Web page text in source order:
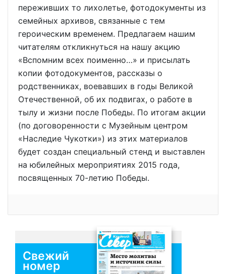
переживших то лихолетье, фотодокументы из
семейных архивов, связанные с тем
героическим временем. Предлагаем нашим
читателям откликнуться на нашу акцию
«Вспомним всех поименно…» и присылать
копии фотодокументов, рассказы о
родственниках, воевавших в годы Великой
Отечественной, об их подвигах, о работе в
тылу и жизни после Победы. По итогам акции
(по договоренности с Музейным центром
«Наследие Чукотки») из этих материалов
будет создан специальный стенд и выставлен
на юбилейных мероприятиях 2015 года,
посвященных 70-летию Победы.
Свежий
номер